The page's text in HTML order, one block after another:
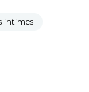
intimes